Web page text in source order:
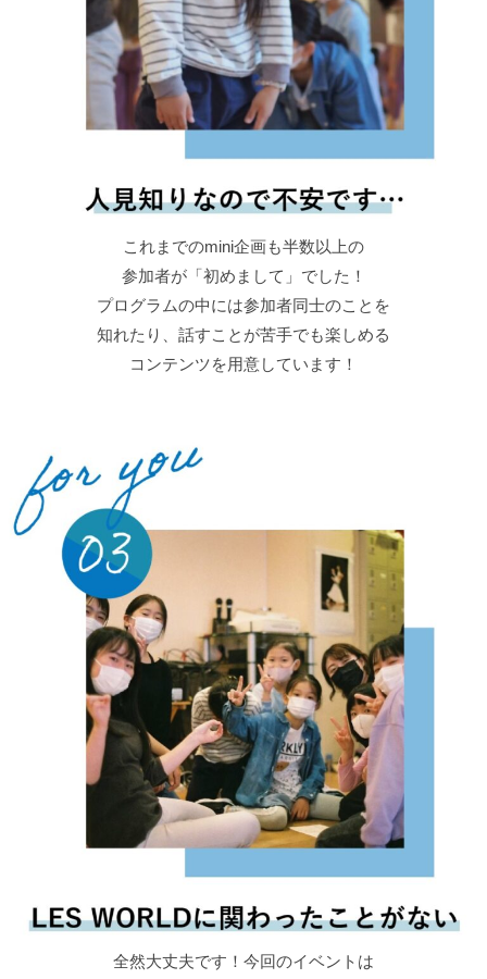
小学生の時から表現教育のワークショップ
に参加し、表現の楽しさや人と
関わることの楽しさを知りました.
現在は高校生の探究活動に関わったり
通級教室のボランティアを通して誰かの